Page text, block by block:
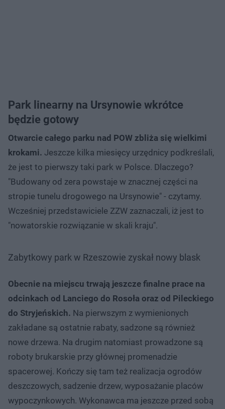
Park linearny na Ursynowie wkrótce
będzie gotowy
Otwarcie całego parku nad POW zbliża się wielkimi
krokami. Jeszcze kilka miesięcy urzędnicy podkreślali,
że jest to pierwszy taki park w Polsce. Dlaczego?
"Budowany od zera powstaje w znacznej części na
stropie tunelu drogowego na Ursynowie" - czytamy.
Wcześniej przedstawiciele ZZW zaznaczali, iż jest to
"nowatorskie rozwiązanie w skali kraju".
Zabytkowy park w Rzeszowie zyskał nowy blask
Obecnie na miejscu trwają jeszcze finalne prace na
odcinkach od Lanciego do Rosoła oraz od Pileckiego
do Stryjeńskich. Na pierwszym z wymienionych
zakładane są ostatnie rabaty, sadzone są również
nowe drzewa. Na drugim natomiast prowadzone są
roboty brukarskie przy głównej promenadzie
spacerowej. Kończy się tam też realizacja ogrodów
deszczowych, sadzenie drzew, wyposażanie placów
wypoczynkowych. Wykonawca ma jeszcze przed sobą